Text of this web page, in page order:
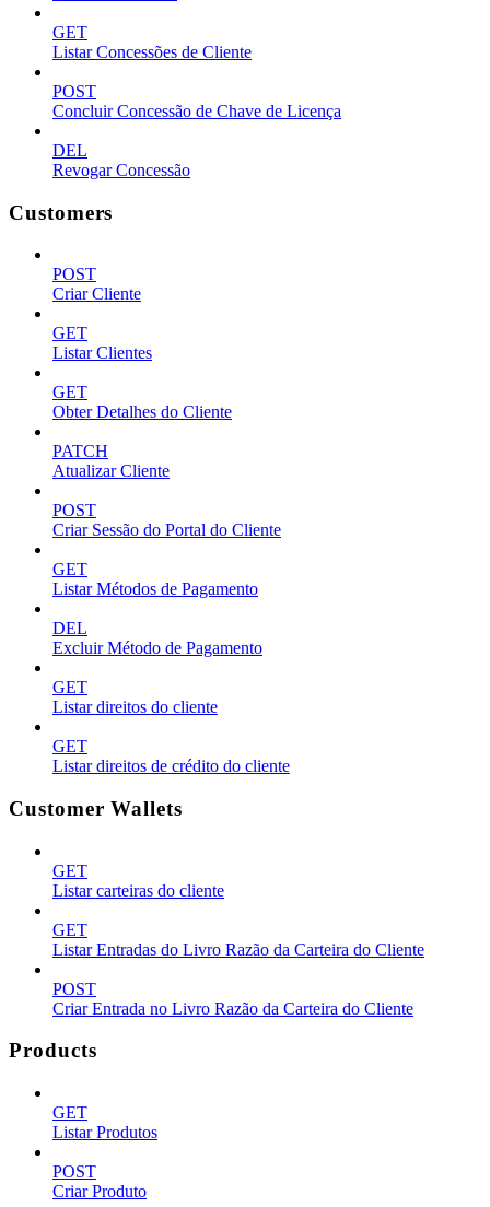
GET
Listar Concessões de Cliente
POST
Concluir Concessão de Chave de Licença
DEL
Revogar Concessão
Customers
POST
Criar Cliente
GET
Listar Clientes
GET
Obter Detalhes do Cliente
PATCH
Atualizar Cliente
POST
Criar Sessão do Portal do Cliente
GET
Listar Métodos de Pagamento
DEL
Excluir Método de Pagamento
GET
Listar direitos do cliente
GET
Listar direitos de crédito do cliente
Customer Wallets
GET
Listar carteiras do cliente
GET
Listar Entradas do Livro Razão da Carteira do Cliente
POST
Criar Entrada no Livro Razão da Carteira do Cliente
Products
GET
Listar Produtos
POST
Criar Produto